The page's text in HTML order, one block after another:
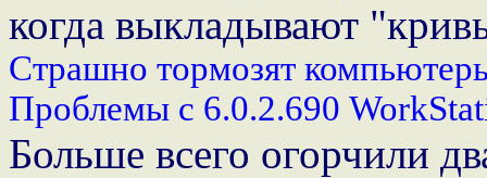
когда выкладывают
Страшно тормозят
Проблемы с 6.0.2.690
Больше всего огорчили